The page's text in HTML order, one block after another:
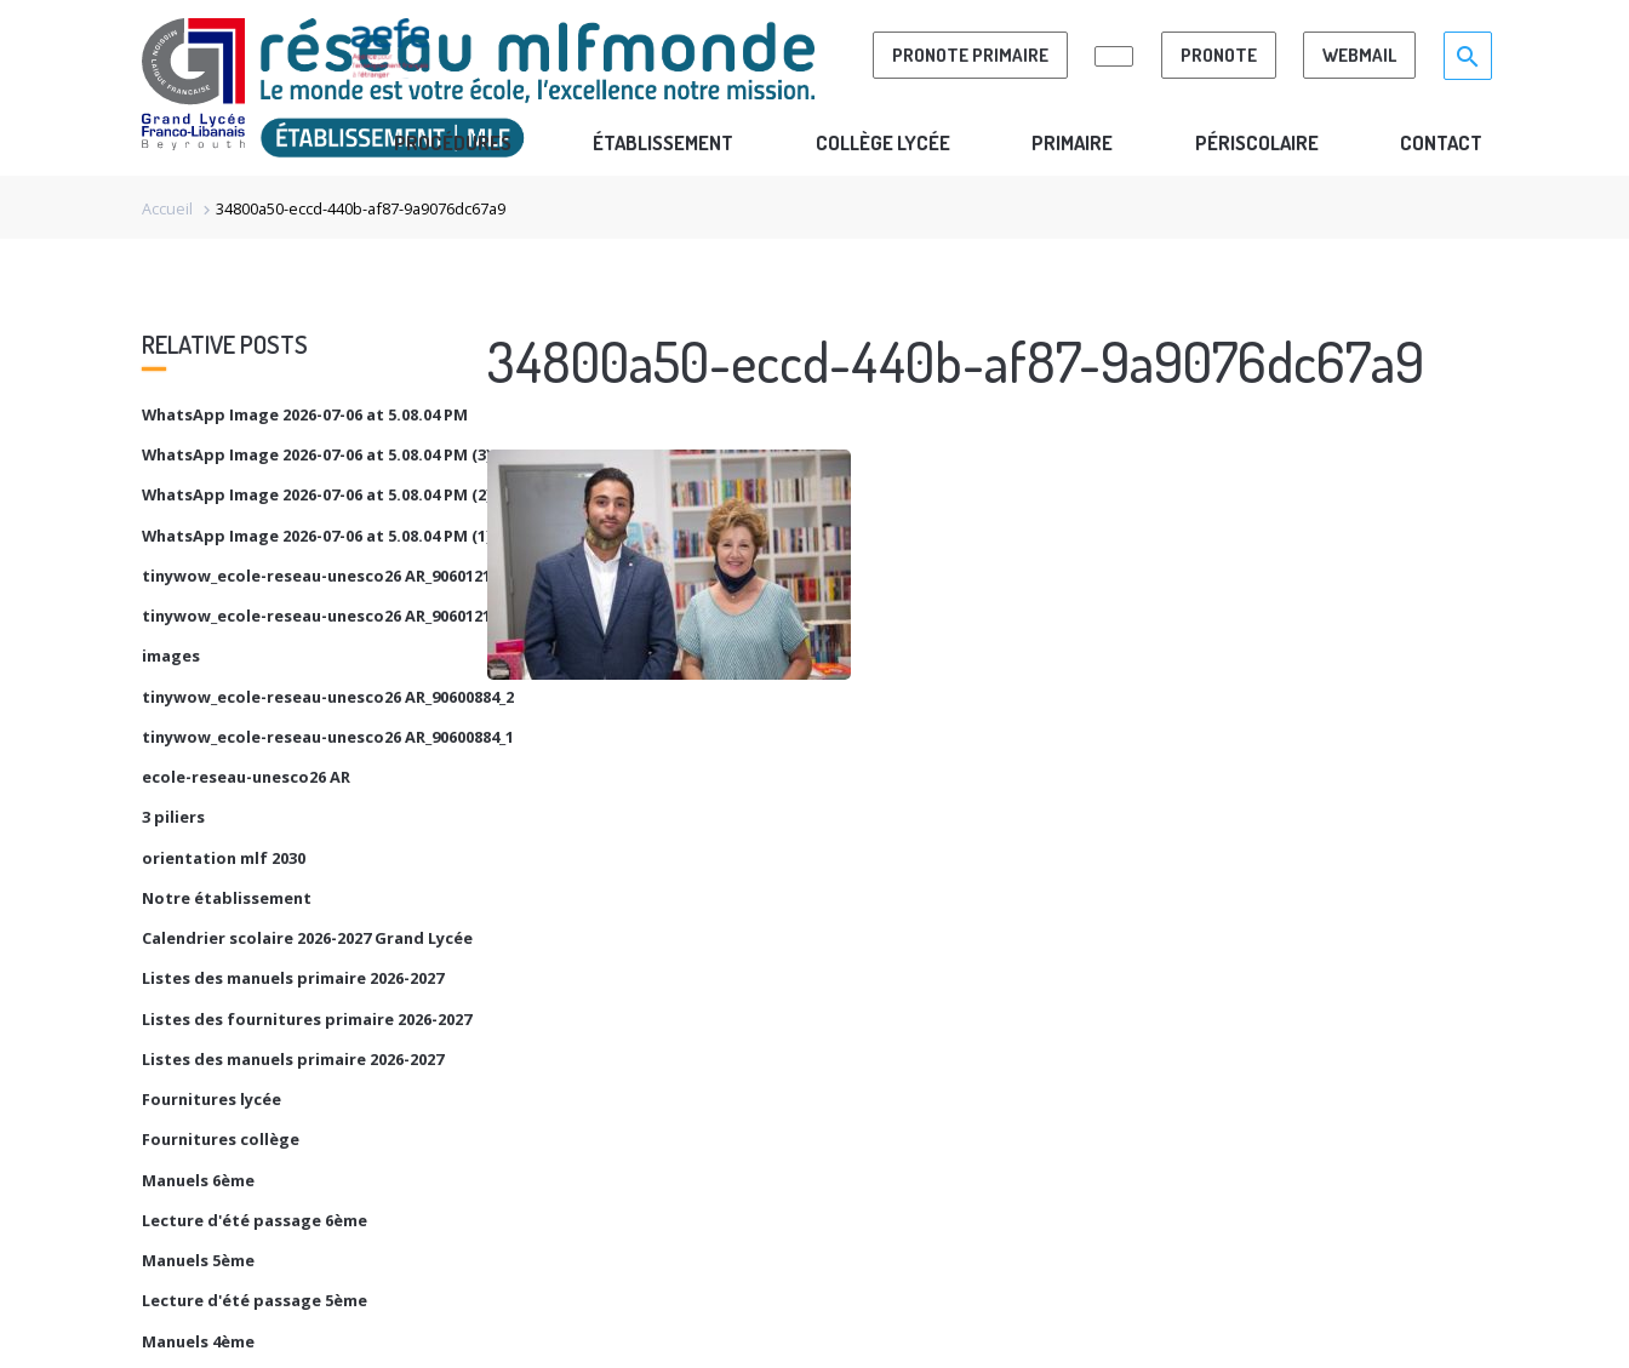
PRONOTE PRIMAIRE PRONOTE WEBMAIL Search for:>
search
PROCÉDURES ÉTABLISSEMENT COLLÈGE LYCÉE PRIMAIRE PÉRISCOLAIRE CONTACT
Accueil chevron_right 34800a50-eccd-440b-af87-9a9076dc67a9
RELATIVE POSTS
WhatsApp Image 2026-07-06 at 5.08.04 PM
WhatsApp Image 2026-07-06 at 5.08.04 PM (3)
WhatsApp Image 2026-07-06 at 5.08.04 PM (2)
WhatsApp Image 2026-07-06 at 5.08.04 PM (1)
tinywow_ecole-reseau-unesco26 AR_90601210_1
tinywow_ecole-reseau-unesco26 AR_90601210_2
images
tinywow_ecole-reseau-unesco26 AR_90600884_2
tinywow_ecole-reseau-unesco26 AR_90600884_1
ecole-reseau-unesco26 AR
3 piliers
orientation mlf 2030
Notre établissement
Calendrier scolaire 2026-2027 Grand Lycée
Listes des manuels primaire 2026-2027
Listes des fournitures primaire 2026-2027
Listes des manuels primaire 2026-2027
Fournitures lycée
Fournitures collège
Manuels 6ème
Lecture d'été passage 6ème
Manuels 5ème
Lecture d'été passage 5ème
Manuels 4ème
34800a50-eccd-440b-af87-9a9076dc67a9